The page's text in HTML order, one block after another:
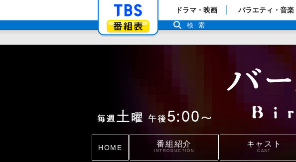
「TBSテレビ」トップページ
番組表
ドラマ・映画 バラエティ・音楽
検索
HOME 番組紹介
INTRODUCTION
キャスト
CAST